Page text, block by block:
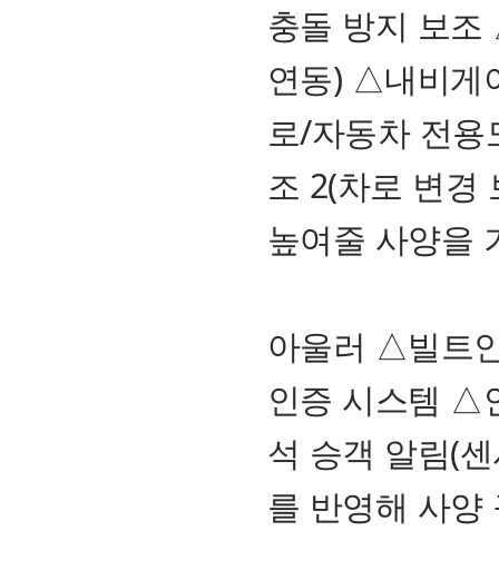
충돌 방지 보
연동) △내비게
로/자동차 전
조 2(차로 변경
높여줄 사양을
아울러 △빌트
인증 시스템 △
석 승객 알림(
를 반영해 사양